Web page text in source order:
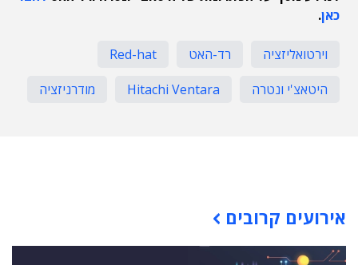
כאן.
וירטואליזציה רד-האט
Red-hat
היטאצ'י ונטרה
Hitachi Ventara מודרניזציה
אירועים קרובים